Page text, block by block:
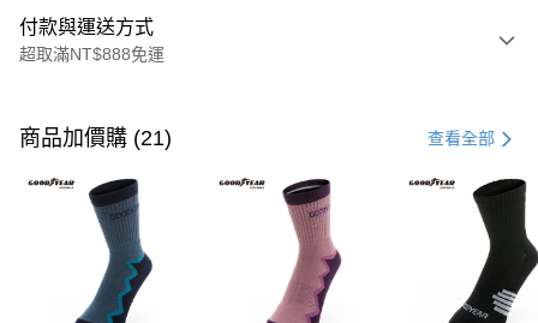
付款與運送方式
超取滿NT$888免運
信用卡一次付款
LINE Pay
Google Pay
商品加價購 (21) 查看全部